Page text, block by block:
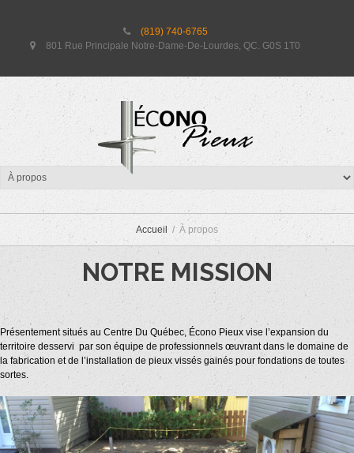
(819) 740-6765
801 Rue Principale Notre-Dame-De-Lourdes, QC. G0S 1T0
À PROPOS
Accueil À propos
NOTRE MISSION
Présentement situés au Centre Du Québec, Écono Pieux vise l’expansion du
territoire desservi par son équipe de professionnels œuvrant dans le domaine de
la fabrication et de l’installation de pieux vissés gainés pour fondations de toutes
sortes.